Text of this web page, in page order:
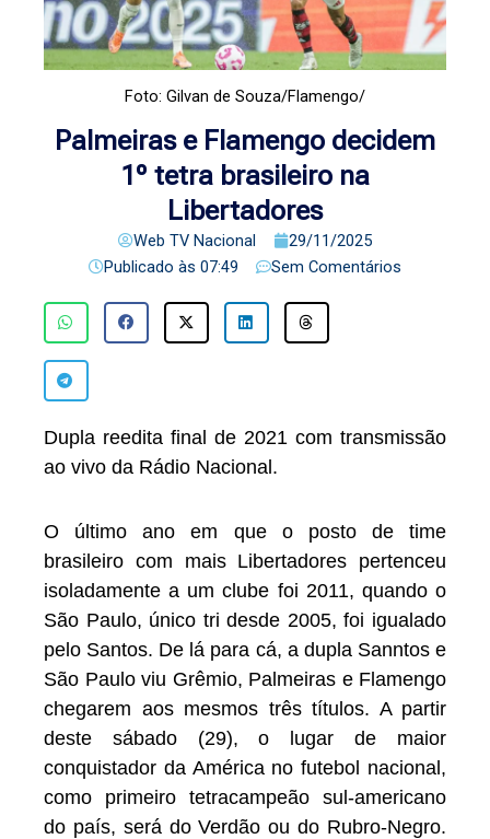
Foto: Gilvan de Souza/Flamengo/
Palmeiras e Flamengo decidem
1º tetra brasileiro na
Libertadores
Web TV Nacional
29/11/2025
Publicado às 07:49 Sem Comentários
Dupla reedita final de 2021 com transmissão
ao vivo da Rádio Nacional.
O último ano em que o posto de time
brasileiro com mais Libertadores pertenceu
isoladamente a um clube foi 2011, quando o
São Paulo, único tri desde 2005, foi igualado
pelo Santos. De lá para cá, a dupla Sanntos e
São Paulo viu Grêmio, Palmeiras e Flamengo
chegarem aos mesmos três títulos. A partir
deste sábado (29), o lugar de maior
conquistador da América no futebol nacional,
como primeiro tetracampeão sul-americano
do país, será do Verdão ou do Rubro-Negro.